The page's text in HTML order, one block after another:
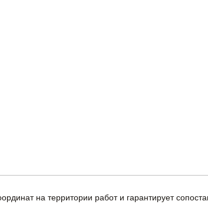
на территории работ и гарантирует